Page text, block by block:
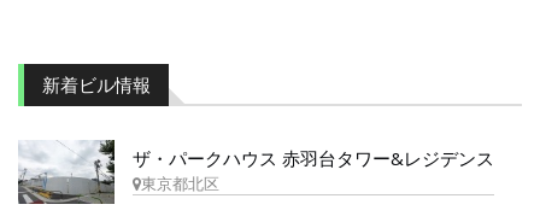
新着ビル情報
ザ・パークハウス 赤羽台タワー&レジデンス
東京都北区